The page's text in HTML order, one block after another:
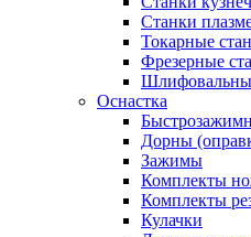
Станки
Токарные
Фрезерные
Оснастка
Дорны
Зажимы
Комплекты
Комплекты
Кулачки